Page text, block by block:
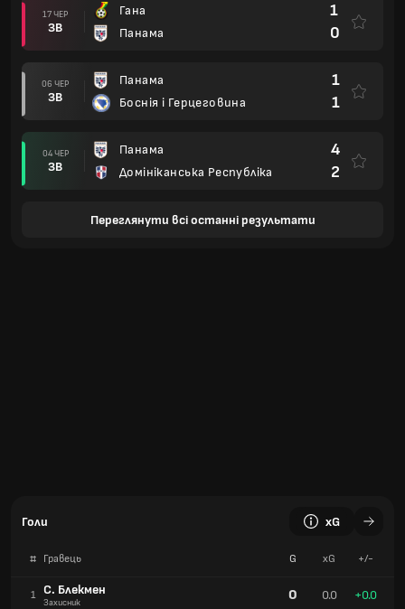
17 ЧЕР
ЗВ
Гана
Панама
1
0
06 ЧЕР
ЗВ
Панама
Боснія і Герцеговина
1
1
04 ЧЕР
ЗВ
Панама
Домініканська Республіка
4
2
Переглянути всі останні результати
Голи xG
# Гравець G xG +/-
1 С. Блекмен
Захисник 0 0.0 +0.0